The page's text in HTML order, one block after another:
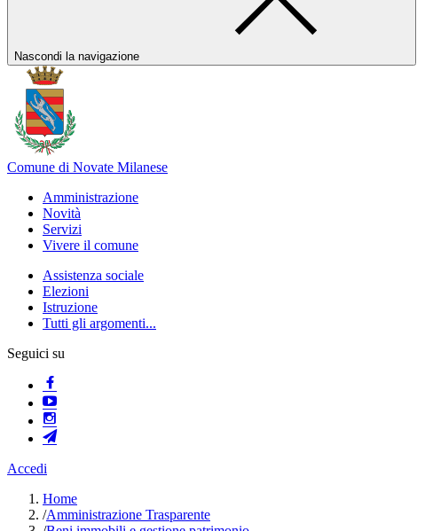
Nascondi la navigazione
Comune di Novate Milanese
Amministrazione
Novità
Servizi
Vivere il comune
Assistenza sociale
Elezioni
Istruzione
Tutti gli argomenti...
Seguici su
Accedi
Home
/Amministrazione Trasparente